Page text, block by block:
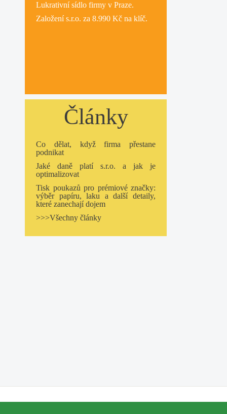
Lukrativnísídlo firmy v Praze.
Založení s.r.o. za 8.990 Kč na klíč.
Články
Co dělat, když firma přestane
podnikat
Jaké daně platí s.r.o. a jak je
optimalizovat
Tisk poukazů pro prémiové značky:
výběr papíru, laku a další detaily,
které zanechají dojem
>>>Všechny články